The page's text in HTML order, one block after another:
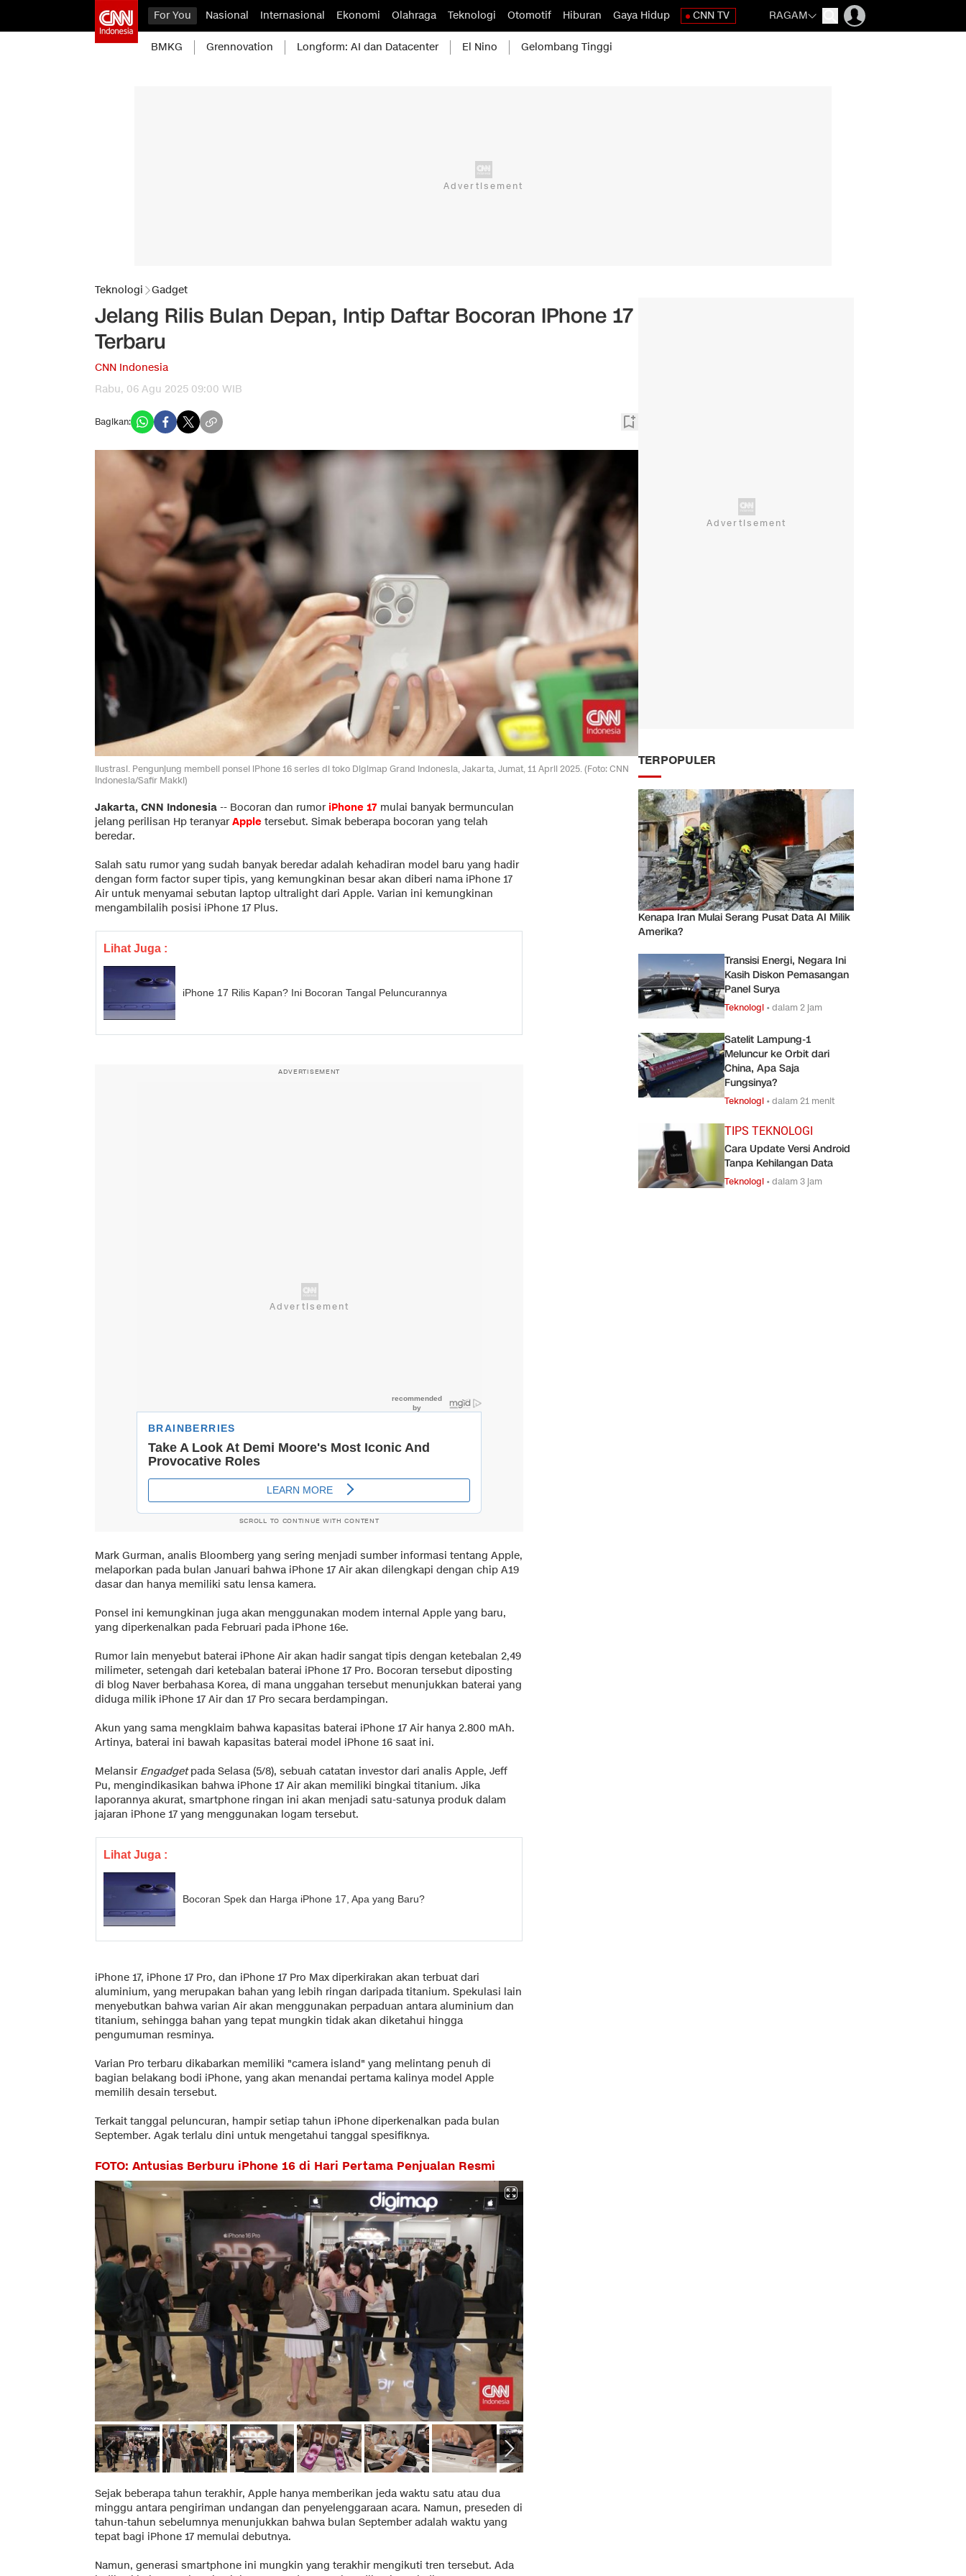
For You Nasional Internasional Ekonomi Olahraga Teknologi Otomotif Hiburan Gaya Hidup CNN TV RAGAM
BMKG Grennovation Longform: AI dan Datacenter El Nino Gelombang Tinggi
Teknologi Gadget
Jelang Rilis Bulan Depan, Intip Daftar Bocoran IPhone 17
Terbaru
CNN Indonesia
Rabu, 06 Agu 2025 09:00 WIB
Bagikan:
Ilustrasi. Pengunjung membeli ponsel iPhone 16 series di toko Digimap Grand Indonesia, Jakarta, Jumat, 11 April 2025. (Foto: CNN
Indonesia/Safir Makki)
Jakarta, CNN Indonesia -- Bocoran dan rumor iPhone 17 mulai banyak bermunculan
jelang perilisan Hp teranyarApple tersebut. Simak beberapa bocoran yang telah
beredar.
Salah satu rumor yang sudah banyak beredar adalah kehadiran model baru yang hadir
dengan form factor super tipis, yang kemungkinan besar akan diberi nama iPhone 17
Air untuk menyamai sebutan laptop ultralight dari Apple. Varian ini kemungkinan
mengambilalih posisi iPhone 17 Plus.
Lihat Juga :
iPhone 17 Rilis Kapan? Ini Bocoran Tangal Peluncurannya
ADVERTISEMENT
SCROLL TO CONTINUE WITH CONTENT
Mark Gurman, analis Bloomberg yang sering menjadi sumber informasi tentang Apple,
melaporkan pada bulan Januari bahwa iPhone 17 Air akan dilengkapi dengan chip A19
dasar dan hanya memiliki satu lensa kamera.
Ponsel ini kemungkinan juga akan menggunakan modem internal Apple yang baru,
yang diperkenalkan pada Februari pada iPhone 16e.
Rumor lain menyebut baterai iPhone Air akan hadir sangat tipis dengan ketebalan 2,49
milimeter, setengah dari ketebalan baterai iPhone 17 Pro. Bocoran tersebut diposting
di blog Naver berbahasa Korea, di mana unggahan tersebut menunjukkan baterai yang
diduga milik iPhone 17 Air dan 17 Pro secara berdampingan.
Akun yang sama mengklaim bahwa kapasitas baterai iPhone 17 Air hanya 2.800 mAh.
Artinya, baterai ini bawah kapasitas baterai model iPhone 16 saat ini.
Melansir Engadget pada Selasa (5/8), sebuah catatan investor dari analis Apple, Jeff
Pu, mengindikasikan bahwa iPhone 17 Air akan memiliki bingkai titanium. Jika
laporannya akurat, smartphone ringan ini akan menjadi satu-satunya produk dalam
jajaran iPhone 17 yang menggunakan logam tersebut.
Lihat Juga :
Bocoran Spek dan Harga iPhone 17, Apa yang Baru?
iPhone 17, iPhone 17 Pro, dan iPhone 17 Pro Max diperkirakan akan terbuat dari
aluminium, yang merupakan bahan yang lebih ringan daripada titanium. Spekulasi lain
menyebutkan bahwa varian Air akan menggunakan perpaduan antara aluminium dan
titanium, sehingga bahan yang tepat mungkin tidak akan diketahui hingga
pengumuman resminya.
Varian Pro terbaru dikabarkan memiliki "camera island" yang melintang penuh di
bagian belakang bodi iPhone, yang akan menandai pertama kalinya model Apple
memilih desain tersebut.
Terkait tanggal peluncuran, hampir setiap tahun iPhone diperkenalkan pada bulan
September. Agak terlalu dini untuk mengetahui tanggal spesifiknya.
FOTO: Antusias Berburu iPhone 16 di Hari Pertama Penjualan Resmi
Sejak beberapa tahun terakhir, Apple hanya memberikan jeda waktu satu atau dua
minggu antara pengiriman undangan dan penyelenggaraan acara. Namun, preseden di
tahun-tahun sebelumnya menunjukkan bahwa bulan September adalah waktu yang
tepat bagi iPhone 17 memulai debutnya.
Namun, generasi smartphone ini mungkin yang terakhir mengikuti tren tersebut. Ada
TERPOPULER
Kenapa Iran Mulai Serang Pusat Data AI Milik
Amerika?
Transisi Energi, Negara Ini
Kasih Diskon Pemasangan
Panel Surya
Teknologi •dalam 2 jam
Satelit Lampung-1
Meluncur ke Orbit dari
China, Apa Saja
Fungsinya?
Teknologi •dalam 21 menit
TIPS TEKNOLOGI
Cara Update Versi Android
Tanpa Kehilangan Data
Teknologi •dalam 3 jam